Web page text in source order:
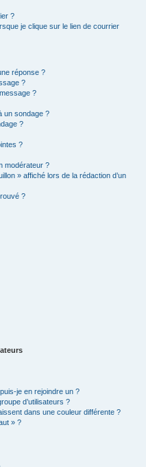
?
je clique sur le lien de courrier
réponse ?
?
?
un sondage ?
?
?
modérateur ?
» affiché lors de la rédaction d’un
?
je en rejoindre un ?
d’utilisateurs ?
dans une couleur différente ?
» ?